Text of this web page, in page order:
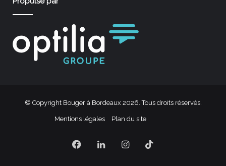
© Copyright Bouger à Bordeaux 2026. Tous droits réservés.
Mentions légales Plan du site
Facebook
LinkedinInstagram